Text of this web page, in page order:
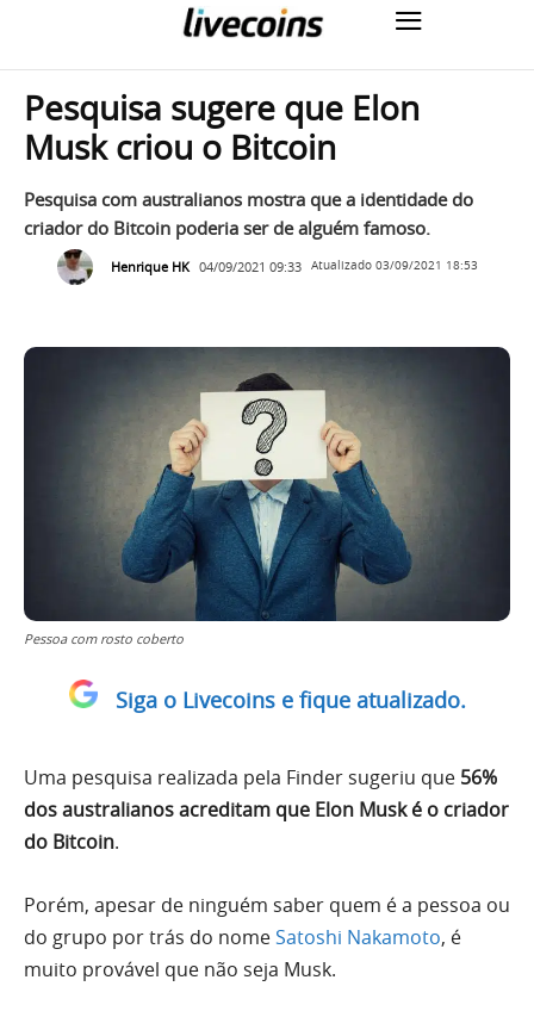
Pesquisa sugere que Elon
Musk criou o Bitcoin
Pesquisa com australianos mostra que a identidade do
criador do Bitcoin poderia ser de alguém famoso.
Henrique HK 04/09/2021 09:33 Atualizado 03/09/2021 18:53
Pessoa com rosto coberto
Siga o Livecoins e fique atualizado.
Uma pesquisa realizada pela Finder sugeriu que 56%
dos australianos acreditam que Elon Musk é o criador
do Bitcoin.
Porém, apesar de ninguém saber quem é a pessoa ou
do grupo por trás do nomeSatoshi Nakamoto, é
muito provável que não seja Musk.